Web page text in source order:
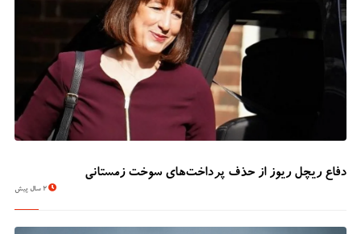
دفاع ریچل ریوز از حذف پرداخت‌های سوخت زمستانی
2 سال پیش